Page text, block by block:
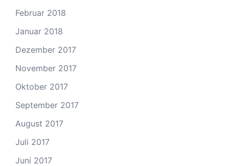
Februar 2018
Januar 2018
Dezember 2017
November 2017
Oktober 2017
September 2017
August 2017
Juli 2017
Juni 2017